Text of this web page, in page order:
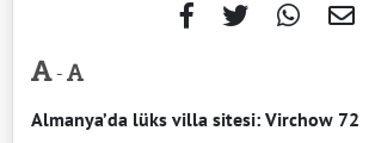
-
Almanya’da lüks villa sitesi: Virchow 72